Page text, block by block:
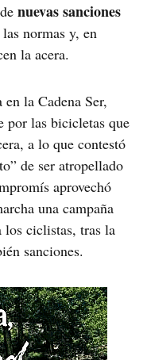
nuevas sanciones
normas y, en
la acera.
la Cadena Ser,
por las bicicletas que
a lo que contestó
de ser atropellado
aprovechó
una campaña
los ciclistas, tras la
sanciones.